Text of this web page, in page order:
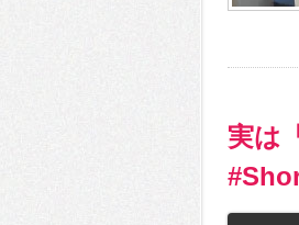
実は